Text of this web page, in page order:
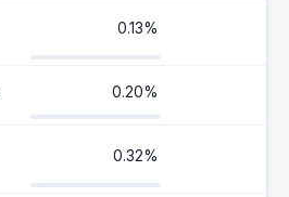
0.13%
0.20%
0.32%